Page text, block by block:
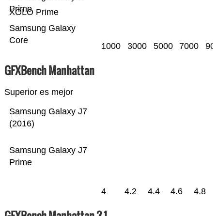
Samsung Galaxy
Core
XOLO Prime
Prime
1000 3000 5000 7000
GFXBench Manhattan
Superior es mejor
Samsung Galaxy J7
Prime
Samsung Galaxy J7
(2016)
4 4.2 4.4 4.6 4.8